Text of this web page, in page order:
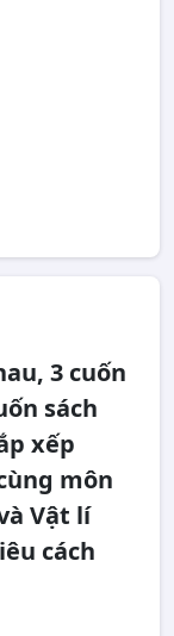
3 cuốn
sách
xếp
môn
Vật lí
cách